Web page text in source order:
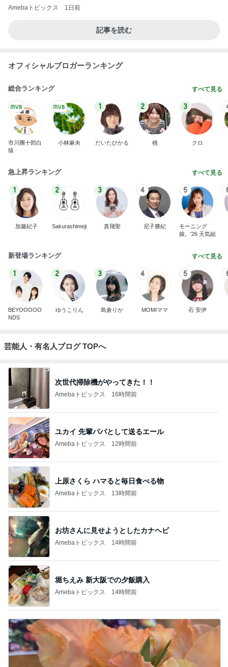
Amebaトピックス 1日前
記事を読む
オフィシャルブロガーランキング
総合ランキング すべて見る
市川團十郎白
猿
小林麻央
1
だいたひかる
2
桃
3
クロ
急上昇ランキング すべて見る
1
加藤紀子
2
Sakurashimeji
3
真飛聖
4
尼子勝紀
5
モーニング
娘。'26 天気組
新登場ランキング すべて見る
1
BEYOOOOO
NDS
2
ゆうこりん
3
島倉りか
4
MOMIママ
5
石 安伊
芸能人・有名人ブログ TOPへ
次世代掃除機がやってきた！！
Amebaトピックス 16時間前
ユカイ 先輩パパとして送るエール
Amebaトピックス 12時間前
上原さくら ハマると毎日食べる物
Amebaトピックス 13時間前
お坊さんに見せようとしたカナヘビ
Amebaトピックス 14時間前
堀ちえみ 新大阪での夕飯購入
Amebaトピックス 14時間前